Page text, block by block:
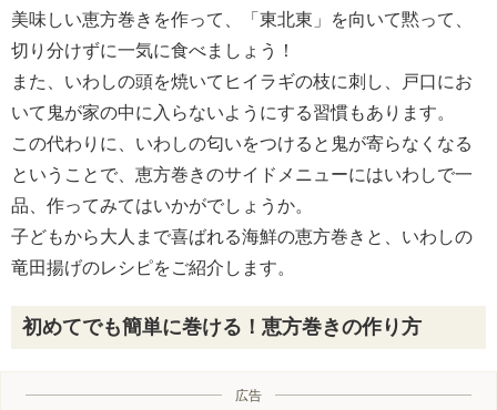
美味しい恵方巻きを作って、「東北東」を向いて黙って、
切り分けずに一気に食べましょう！
また、いわしの頭を焼いてヒイラギの枝に刺し、戸口にお
いて鬼が家の中に入らないようにする習慣もあります。
この代わりに、いわしの匂いをつけると鬼が寄らなくなる
ということで、恵方巻きのサイドメニューにはいわしで一
品、作ってみてはいかがでしょうか。
子どもから大人まで喜ばれる海鮮の恵方巻きと、いわしの
竜田揚げのレシピをご紹介します。
初めてでも簡単に巻ける！恵方巻きの作り方
広告